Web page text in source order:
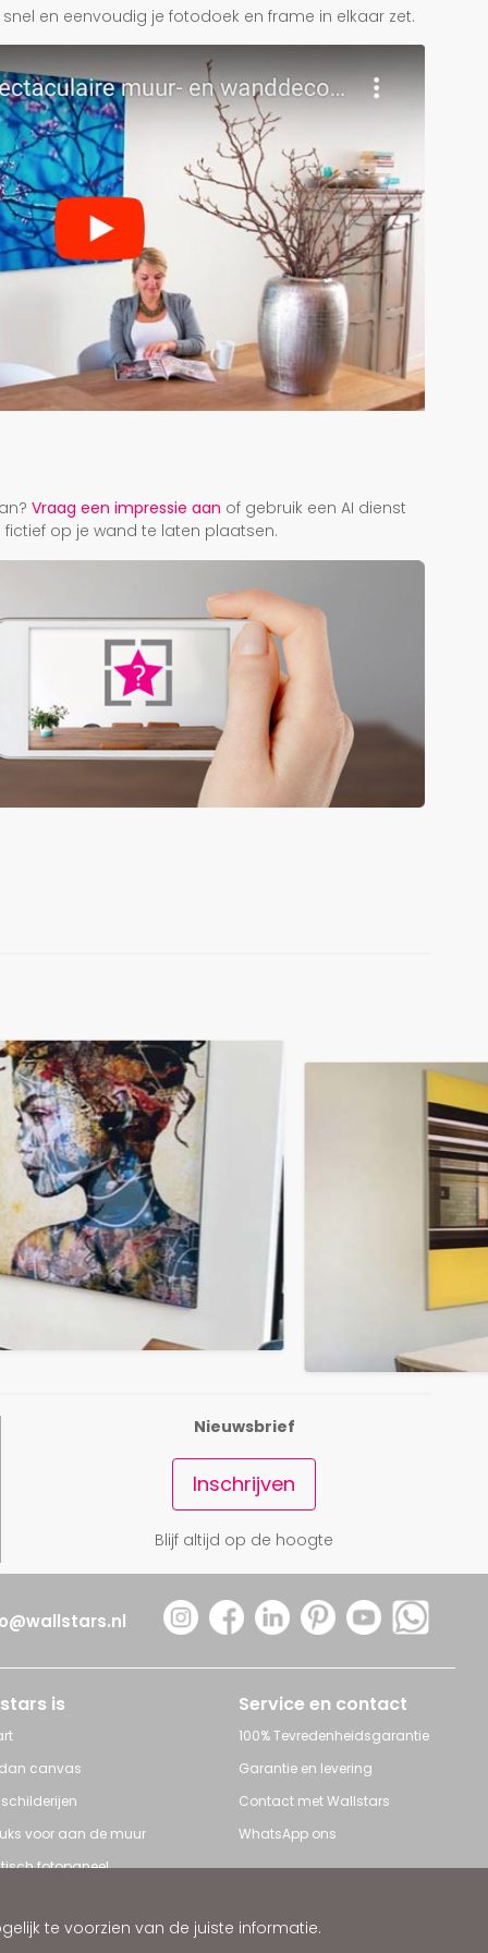
te voorzien van de juiste informatie.
en eenvoudig je fotodoek en frame in elkaar zet.
Vraag een impressie aan of gebruik een AI dienst
op je wand te laten plaatsen.
Nieuwsbrief
Inschrijven
Blijf altijd op de hoogte
is
canvas
voor aan de muur
fotopaneel
Service en contact
100% Tevredenheidsgarantie
Garantie en levering
Contact met Wallstars
WhatsApp ons